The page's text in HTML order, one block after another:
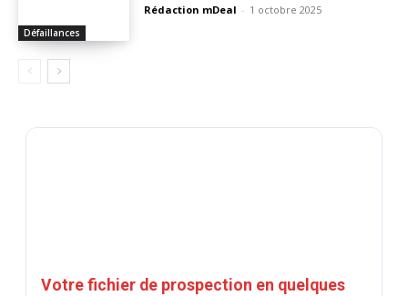
Défaillances
Rédaction mDeal - 1 octobre 2025
Votre fichier de prospection en quelques